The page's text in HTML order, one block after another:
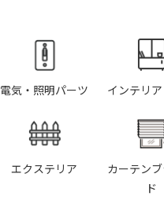
電気・照明パーツ インテリ
エクステリア
カーテン
ド